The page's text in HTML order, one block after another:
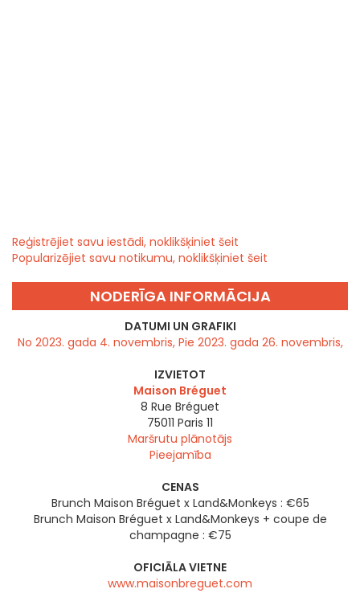
Reģistrējiet savu iestādi, noklikšķiniet šeit
Popularizējiet savu notikumu, noklikšķiniet šeit
NODERĪGA INFORMĀCIJA
DATUMI UN GRAFIKI
No 2023. gada 4. novembris, Pie 2023. gada 26. novembris,
IZVIETOT
Maison Bréguet
8 Rue Bréguet
75011 Paris 11
Maršrutu plānotājs
Pieejamība
CENAS
Brunch Maison Bréguet x Land&Monkeys : €65
Brunch Maison Bréguet x Land&Monkeys + coupe de
champagne : €75
OFICIĀLA VIETNE
www.maisonbreguet.com